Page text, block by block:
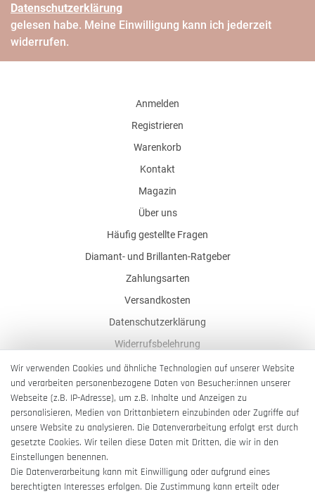
Daten­schutz­erklärung
gelesen habe. Meine Einwilligung kann ich jederzeit
widerrufen.
Anmelden
Registrieren
Warenkorb
Kontakt
Magazin
Über uns
Häufig gestellte Fragen
Diamant- und Brillanten-Ratgeber
Zahlungsarten
Versandkosten
Datenschutzerklärung
Widerrufsbelehrung
AGB
Impressum
Barrierefreiheitserklärung
Vertrag widerrufen
Wir verwenden Cookies und ähnliche Technologien auf unserer Website
und verarbeiten personenbezogene Daten von Besucher:innen unserer
Webseite (z.B. IP-Adresse), um z.B. Inhalte und Anzeigen zu
personalisieren, Medien von Drittanbietern einzubinden oder Zugriffe auf
unsere Website zu analysieren. Die Datenverarbeitung erfolgt erst durch
gesetzte Cookies. Wir teilen diese Daten mit Dritten, die wir in den
Einstellungen benennen.
Die Datenverarbeitung kann mit Einwilligung oder aufgrund eines
berechtigten Interesses erfolgen. Die Zustimmung kann erteilt oder